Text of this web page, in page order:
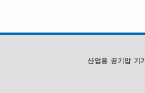
산업용 공기압 기기